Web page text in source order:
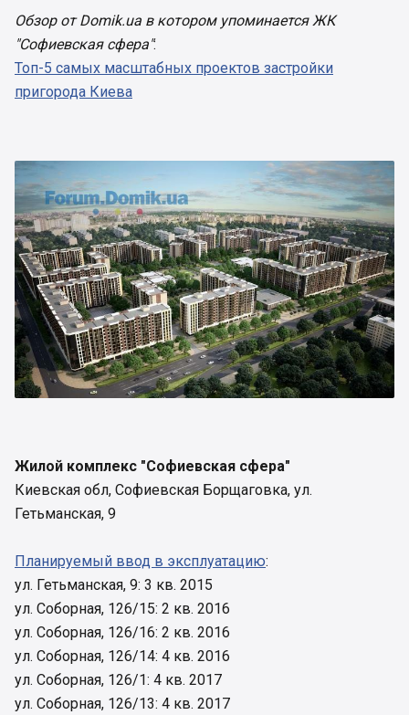
Обзор от Domik.ua в котором упоминается ЖК
"Софиевская сфера":
Топ-5 самых масштабных проектов застройки
пригорода Киева
Жилой комплекс "Софиевская сфера"
Киевская обл, Софиевская Борщаговка, ул.
Гетьманская, 9
Планируемый ввод в эксплуатацию:
ул. Гетьманская, 9: 3 кв. 2015
ул. Соборная, 126/15: 2 кв. 2016
ул. Соборная, 126/16: 2 кв. 2016
ул. Соборная, 126/14: 4 кв. 2016
ул. Соборная, 126/1: 4 кв. 2017
ул. Соборная, 126/13: 4 кв. 2017